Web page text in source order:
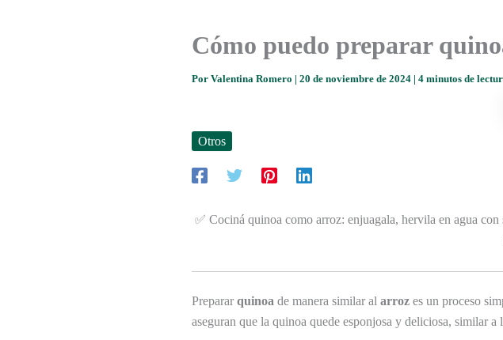
Cómo puedo preparar
Por Valentina Romero | 20 de noviembre de 2024 | 4 minutos de
Otros
✅ Cociná quinoa como arroz: enjuagala, hervila en agua
Preparar quinoa de manera similar al arroz es un proceso
aseguran que la quinoa quede esponjosa y deliciosa, similar